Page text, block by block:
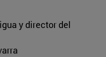
y director del